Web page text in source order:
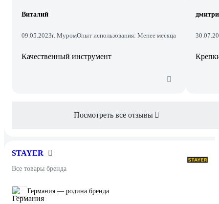
Виталий
09.05.2023г. МуромОпыт использования: Менее месяца
Качественный инструмент
Посмотреть все отзывы
STAYER
Все товары бренда
Германия — родина бренда